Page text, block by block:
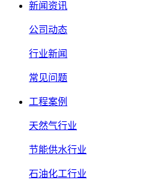
新闻资讯
公司动态
行业新闻
常见问题
工程案例
天然气行业
节能供水行业
石油化工行业